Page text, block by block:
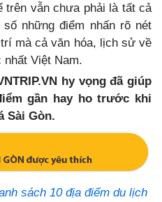
trên vẫn chưa phải là tất cả
những điểm nhấn rõ nét
mà cả văn hóa, lịch sử về
nhất Việt Nam.
hy vọng đã giúp
gần hay ho trước khi
Sài Gòn.
sách 10 địa điểm du lịch